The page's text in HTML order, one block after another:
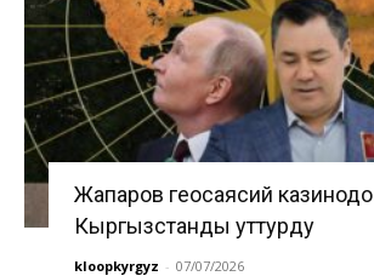
Жапаров геосаясий казинодо
Кыргызстанды уттурду
kloopkyrgyz - 07/07/2026